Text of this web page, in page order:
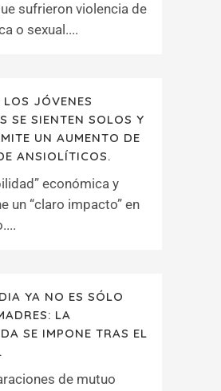
sufrieron violencia de
o sexual....
JÓVENES
SE SIENTEN SOLOS Y
UN AUMENTO DE
ANSIOLÍTICOS.
económica y
un “claro impacto” en
YA NO ES SÓLO
LA
SE IMPONE TRAS EL
de mutuo